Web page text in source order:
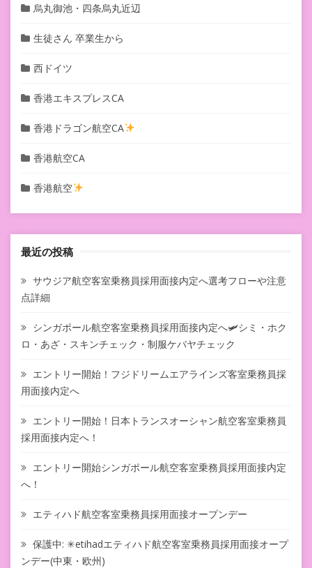
烏丸御池・四条烏丸近辺
生徒さん 卒業生から
西ドイツ
香港エキスプレスCA
香港ドラゴン航空CA
香港航空CA
香港航空
最近の投稿
サウジア航空客室乗務員採用面接内定へ選考フローや注意
点詳細
シンガポール航空客室乗務員採用面接内定へ🛩シミ・ホク
ロ・あざ・スキンチェック・制服ケバヤチェック
エントリー開始！フジドリームエアラインズ客室乗務員採
用面接内定へ
エントリー開始！日本トランスオーシャン航空客室乗務員
採用面接内定へ！
エントリー開始シンガポール航空客室乗務員採用面接内定
へ！
エティハド航空客室乗務員採用面接オープンデー
保護中: ✳︎etihadエティハド航空客室乗務員採用面接オープ
ンデー(中東・欧州)